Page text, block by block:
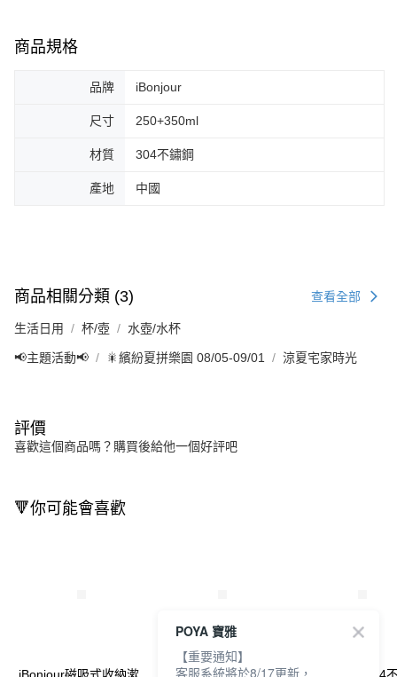
商品規格
品牌 iBonjour
尺寸 250+350ml
材質 304不鏽鋼
產地 中國
商品相關分類 (3) 查看全部
生活日用 杯/壺 水壺/水杯
📢主題活動📢 🎇繽紛夏拼樂園 08/05-09/01 涼夏宅家時光
評價
喜歡這個商品嗎？購買後給他一個好評吧
🔻你可能會喜歡
POYA 寶雅
【重要通知】
客服系統將於8/17更新，